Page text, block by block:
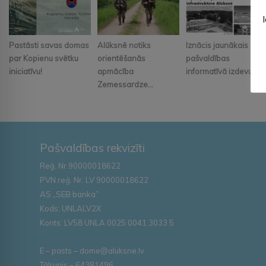
Pastāsti savas domas
par Kopienu svētku
iniciatīvu!
Alūksnē notiks
orientēšanās
apmācība
Zemessardze...
Iznācis jaunākais
pašvaldības
informatīvā izdevum...
Pašvaldības rekvizīti
Reģ. Nr.90000018622
PVN reģ. Nr. LV 90000018622
AS „SEB banka”
Kods: UNLALV2X
Konts: LV58 UNLA 0025 0041 3033 5
E – pasts – dome@aluksne.lv